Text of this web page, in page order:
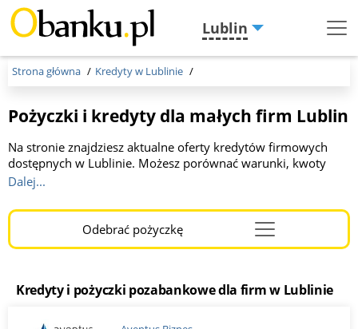
Lublin
Menu
Strona główna Kredyty w Lublinie
Pożyczki i kredyty dla małych firm Lublin
Na stronie znajdziesz aktualne oferty kredytów firmowych
dostępnych w Lublinie. Możesz porównać warunki, kwoty
oraz okresy spłaty oferowane przez różne banki. Kwota do 1
000 000 zł, okres kredytowania od 2 do 36 miesięcy. To
idealne miejsce dla przedsiębiorców szukających korzystnego
finansowania. Wybierz optymalną dla Ciebie ofertę, kliknij link
i wypełnij wniosek online. Otrzymaj szybką a korzystną
Dalej...
Odebrać pożyczkęMenu
Burger
Kredyty i pożyczki pozabankowe dla firm w Lublinie